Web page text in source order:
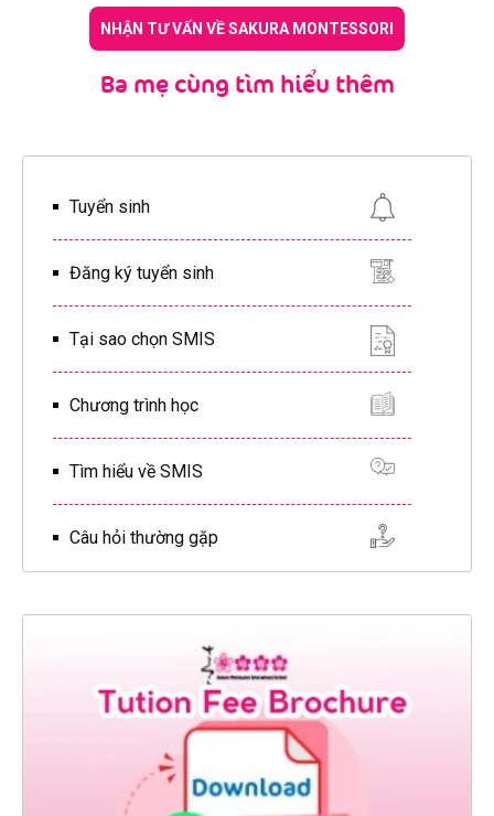
NHẬN TƯ VẤN VỀ SAKURA MONTESSORI
Ba mẹ cùng tìm hiểu thêm
Tuyển sinh
Đăng ký tuyển sinh
Tại sao chọn SMIS
Chương trình học
Tìm hiểu về SMIS
Câu hỏi thường gặp